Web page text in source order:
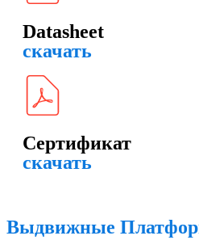
Datasheet
скачать
Сертификат
скачать
Выдвижные